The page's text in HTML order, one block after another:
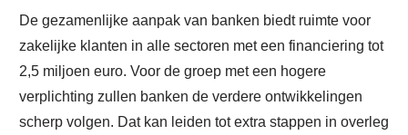
De gezamenlijke aanpak van banken biedt ruimte voor
zakelijke klanten in alle sectoren met een financiering tot
2,5 miljoen euro. Voor de groep met een hogere
verplichting zullen banken de verdere ontwikkelingen
scherp volgen. Dat kan leiden tot extra stappen in overleg